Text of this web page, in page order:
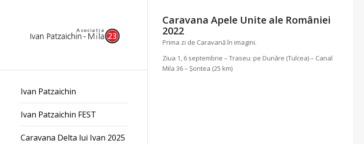
Ivan Patzaichin
Ivan Patzaichin FEST
Caravana Delta lui Ivan 2025
Caravana Apele Unite ale României
2022
Prima zi de Caravană în imagini.
Ziua 1, 6 septembrie – Traseu: pe Dunăre (Tulcea) – Canal
Mila 36 – Șontea (25 km)